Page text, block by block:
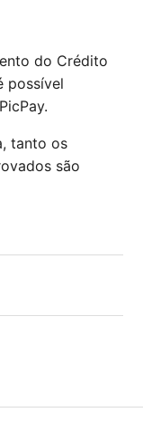
do Crédito
possível
tanto os
são